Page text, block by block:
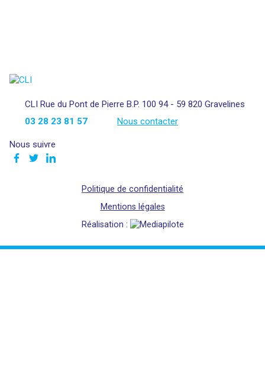
CLI Rue du Pont de Pierre B.P. 100 94 - 59 820 Gravelines
03 28 23 81 57
Nous contacter
Nous suivre
Politique de confidentialité
Mentions légales
Réalisation :